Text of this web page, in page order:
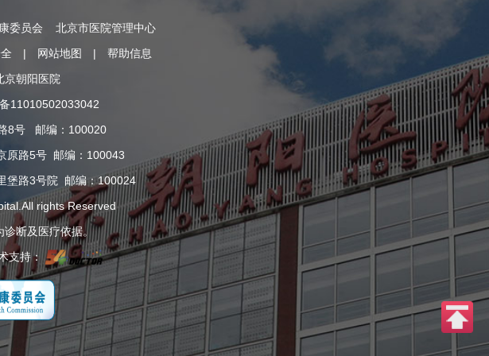
委员会
北京市医院管理中心
| 网站地图 |
帮助信息
京朝阳医院
11010502033042
8号 邮编：100020
原路5号 邮编：100043
堡路3号院 邮编：100024
rights Reserved
诊断及医疗依据。
支持：